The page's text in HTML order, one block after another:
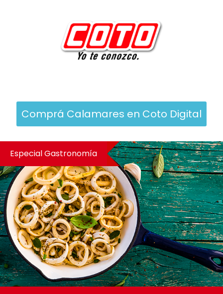
Comprá Calamares en Coto Digital
Especial Gastronomía